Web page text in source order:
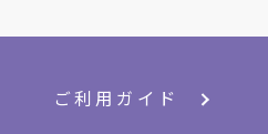
ご利用ガイド